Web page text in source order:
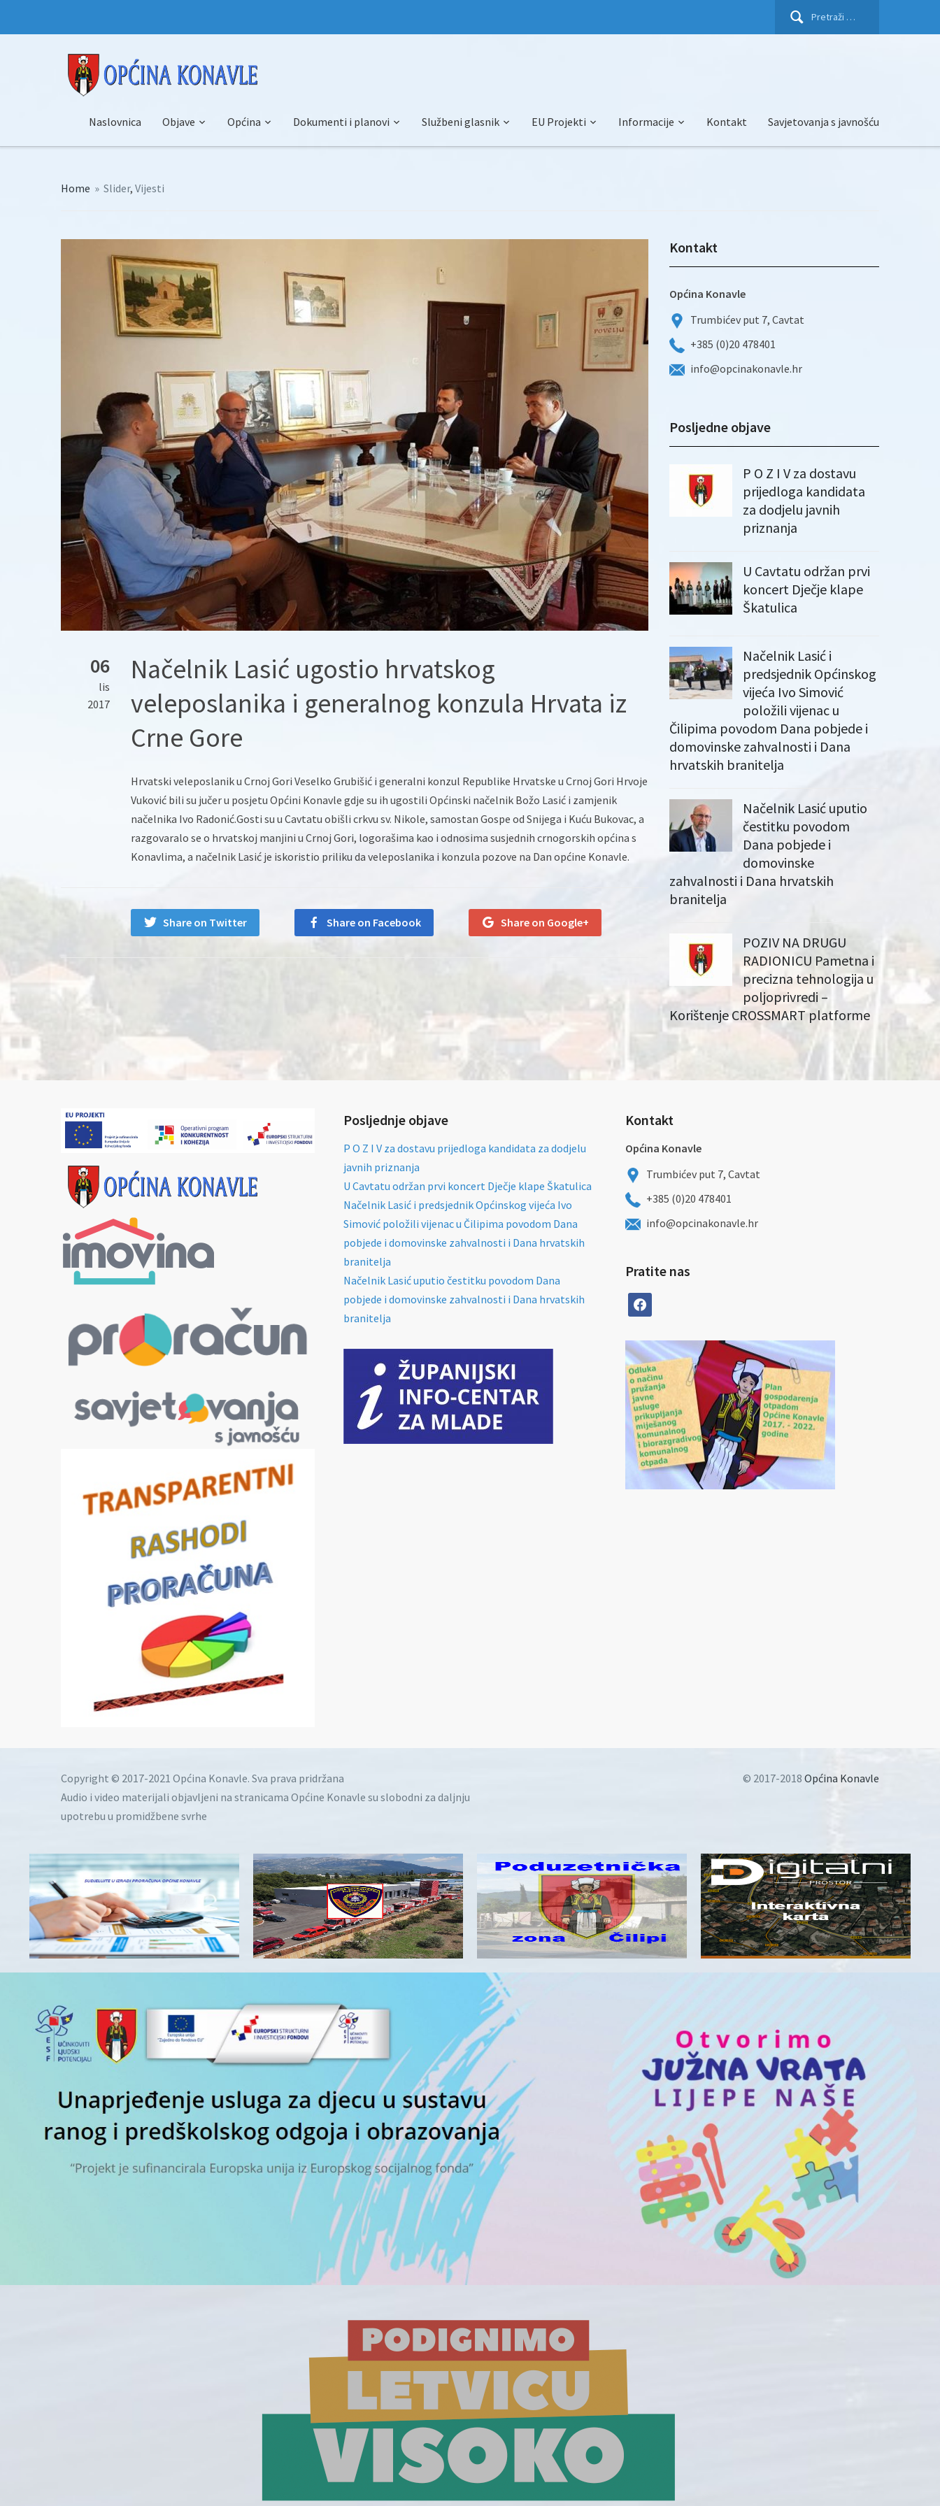
Pretraži:
Naslovnica Objave Općina Dokumenti i planovi Službeni glasnik EU Projekti Informacije Kontakt Savjetovanja s javnošću
Home » Slider, Vijesti
06
lis
2017
Načelnik Lasić ugostio hrvatskog
veleposlanika i generalnog konzula Hrvata iz
Crne Gore
Hrvatski veleposlanik u Crnoj Gori Veselko Grubišić i generalni konzul Republike Hrvatske u Crnoj Gori Hrvoje
Vuković bili su jučer u posjetu Općini Konavle gdje su ih ugostili Općinski načelnik Božo Lasić i zamjenik
načelnika Ivo Radonić.Gosti su u Cavtatu obišli crkvu sv. Nikole, samostan Gospe od Snijega i Kuću Bukovac, a
razgovaralo se o hrvatskoj manjini u Crnoj Gori, logorašima kao i odnosima susjednih crnogorskih općina s
Konavlima, a načelnik Lasić je iskoristio priliku da veleposlanika i konzula pozove na Dan općine Konavle.
Share on Twitter Share on Facebook Share on Google+
Kontakt
Općina Konavle
Trumbićev put 7, Cavtat
+385 (0)20 478401
info@opcinakonavle.hr
Posljedne objave
P O Z I V za dostavu
prijedloga kandidata
za dodjelu javnih
priznanja
U Cavtatu održan prvi
koncert Dječje klape
Škatulica
Načelnik Lasić i
predsjednik Općinskog
vijeća Ivo Simović
položili vijenac u
Čilipima povodom Dana pobjede i
domovinske zahvalnosti i Dana
hrvatskih branitelja
Načelnik Lasić uputio
čestitku povodom
Dana pobjede i
domovinske
zahvalnosti i Dana hrvatskih
branitelja
POZIV NA DRUGU
RADIONICU Pametna i
precizna tehnologija u
poljoprivredi –
Korištenje CROSSMART platforme
Posljednje objave
P O Z I V za dostavu prijedloga kandidata za dodjelu
javnih priznanja
U Cavtatu održan prvi koncert Dječje klape Škatulica
Načelnik Lasić i predsjednik Općinskog vijeća Ivo
Simović položili vijenac u Čilipima povodom Dana
pobjede i domovinske zahvalnosti i Dana hrvatskih
branitelja
Načelnik Lasić uputio čestitku povodom Dana
pobjede i domovinske zahvalnosti i Dana hrvatskih
branitelja
Kontakt
Općina Konavle
Trumbićev put 7, Cavtat
+385 (0)20 478401
info@opcinakonavle.hr
Pratite nas
facebook
Copyright © 2017-2021 Općina Konavle. Sva prava pridržana
Audio i video materijali objavljeni na stranicama Općine Konavle su slobodni za daljnju
upotrebu u promidžbene svrhe
© 2017-2018 Općina Konavle